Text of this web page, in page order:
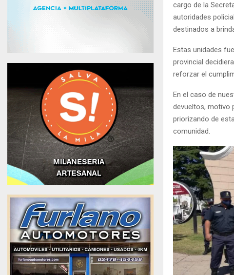
cargo de la
autoridades
destinados a
Estas unidades
provincial
reforzar el
En el caso de
devueltos, motivo
priorizando de
comunidad.